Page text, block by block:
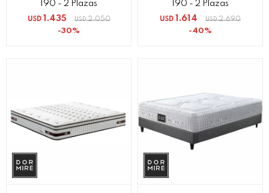
190 - 2 Plazas
USD 1.435 USD 2.050
30
190 - 2 Plazas
USD 1.614 USD 2.690
40